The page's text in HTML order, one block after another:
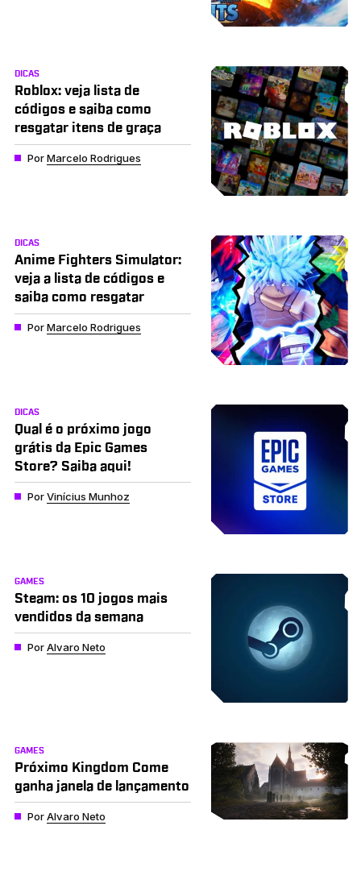
DICAS
Roblox: veja lista de
códigos e saiba como
resgatar itens de graça
PorMarcelo Rodrigues
DICAS
Anime Fighters Simulator:
veja a lista de códigos e
saiba como resgatar
PorMarcelo Rodrigues
DICAS
Qual é o próximo jogo
grátis da Epic Games
Store? Saiba aqui!
PorVinícius Munhoz
GAMES
Steam: os 10 jogos mais
vendidos da semana
PorAlvaro Neto
GAMES
Próximo Kingdom Come
ganha janela de lançamento
PorAlvaro Neto